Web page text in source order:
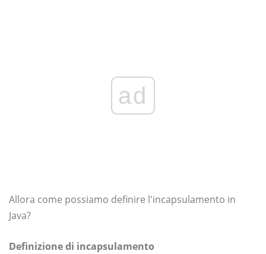
ad
Allora come possiamo definire l'incapsulamento in
Java?
Definizione di incapsulamento